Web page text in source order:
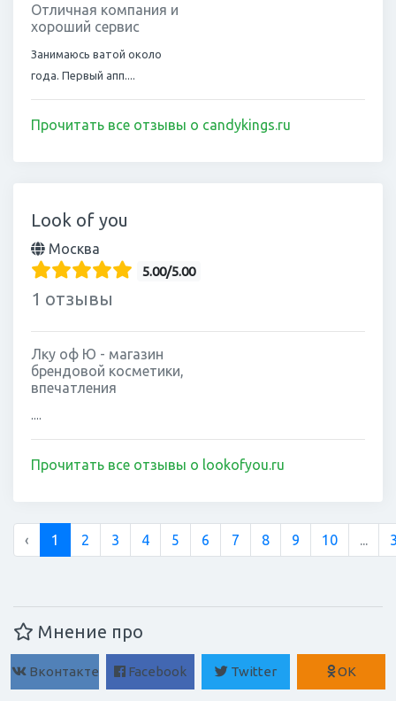
Отличная компания и
хороший сервис
Занимаюсь ватой около
года. Первый апп....
Прочитать все отзывы о candykings.ru
Look of you
Москва
5.00/5.00
1 отзывы
Лку оф Ю - магазин
брендовой косметики,
впечатления
Прочитать все отзывы о lookofyou.ru
‹ 1 2 3 4 5 6 7 8 9 10
Мнение про
Вконтакте Facebook Twitter ОК